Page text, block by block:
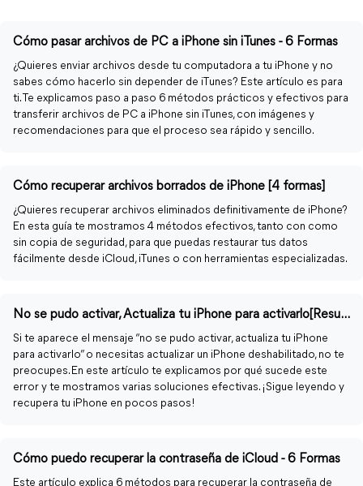
Cómo pasar archivos de PC a iPhone sin iTunes - 6 Formas
¿Quieres enviar archivos desde tu computadora a tu iPhone y no
sabes cómo hacerlo sin depender de iTunes? Este artículo es para
ti. Te explicamos paso a paso 6 métodos prácticos y efectivos para
transferir archivos de PC a iPhone sin iTunes, con imágenes y
recomendaciones para que el proceso sea rápido y sencillo.
Cómo recuperar archivos borrados de iPhone [4 formas]
¿Quieres recuperar archivos eliminados definitivamente de iPhone?
En esta guía te mostramos 4 métodos efectivos, tanto con como
sin copia de seguridad, para que puedas restaurar tus datos
fácilmente desde iCloud, iTunes o con herramientas especializadas.
No se pudo activar, Actualiza tu iPhone para activarlo[Resuelto]
Si te aparece el mensaje “no se pudo activar, actualiza tu iPhone
para activarlo” o necesitas actualizar un iPhone deshabilitado, no te
preocupes. En este artículo te explicamos por qué sucede este
error y te mostramos varias soluciones efectivas. ¡Sigue leyendo y
recupera tu iPhone en pocos pasos!
Cómo puedo recuperar la contraseña de iCloud - 6 Formas
Este artículo explica 6 métodos para recuperar la contraseña de